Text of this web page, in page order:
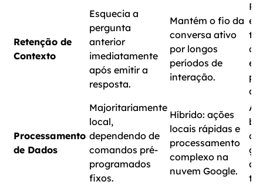
Retenção de
Contexto
Esquecia a
pergunta
anterior
imediatamente
após emitir a
resposta.
Mantém o fio da
conversa ativo
por longos
períodos de
interação.
de
Processamento
de Dados
Majoritariamente
local,
dependendo de
comandos pré-
programados
fixos.
Híbrido: ações
locais rápidas e
processamento
complexo na
nuvem Google.